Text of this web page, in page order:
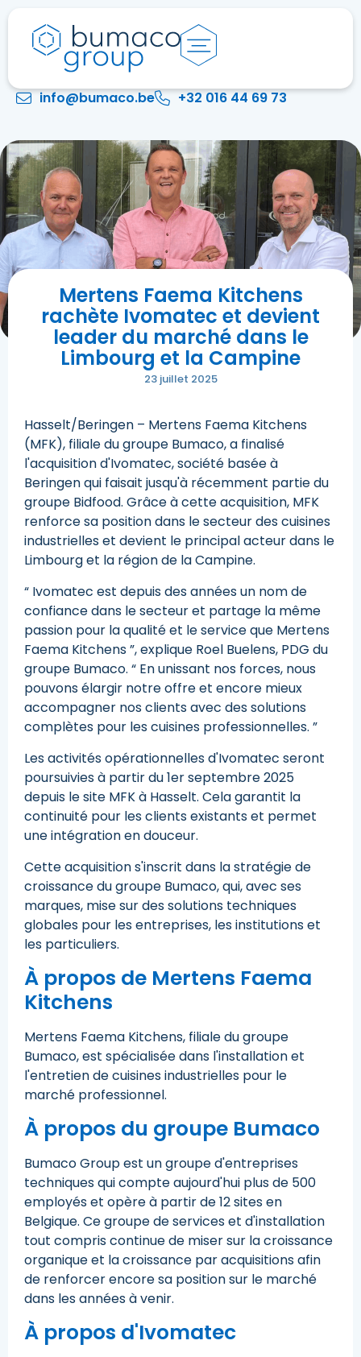
info@bumaco.be +32 016 44 69 73
Mertens Faema Kitchens
rachète Ivomatec et devient
leader du marché dans le
Limbourg et la Campine
23 juillet 2025
Hasselt/Beringen – Mertens Faema Kitchens
(MFK), filiale du groupe Bumaco, a finalisé
l'acquisition d'Ivomatec, société basée à
Beringen qui faisait jusqu'à récemment partie du
groupe Bidfood. Grâce à cette acquisition, MFK
renforce sa position dans le secteur des cuisines
industrielles et devient le principal acteur dans le
Limbourg et la région de la Campine.
“ Ivomatec est depuis des années un nom de
confiance dans le secteur et partage la même
passion pour la qualité et le service que Mertens
Faema Kitchens ”, explique Roel Buelens, PDG du
groupe Bumaco. “ En unissant nos forces, nous
pouvons élargir notre offre et encore mieux
accompagner nos clients avec des solutions
complètes pour les cuisines professionnelles. ”
Les activités opérationnelles d'Ivomatec seront
poursuivies à partir du 1er septembre 2025
depuis le site MFK à Hasselt. Cela garantit la
continuité pour les clients existants et permet
une intégration en douceur.
Cette acquisition s'inscrit dans la stratégie de
croissance du groupe Bumaco, qui, avec ses
marques, mise sur des solutions techniques
globales pour les entreprises, les institutions et
les particuliers.
À propos de Mertens Faema
Kitchens
Mertens Faema Kitchens, filiale du groupe
Bumaco, est spécialisée dans l'installation et
l'entretien de cuisines industrielles pour le
marché professionnel.
À propos du groupe Bumaco
Bumaco Group est un groupe d'entreprises
techniques qui compte aujourd'hui plus de 500
employés et opère à partir de 12 sites en
Belgique. Ce groupe de services et d'installation
tout compris continue de miser sur la croissance
organique et la croissance par acquisitions afin
de renforcer encore sa position sur le marché
dans les années à venir.
À propos d'Ivomatec